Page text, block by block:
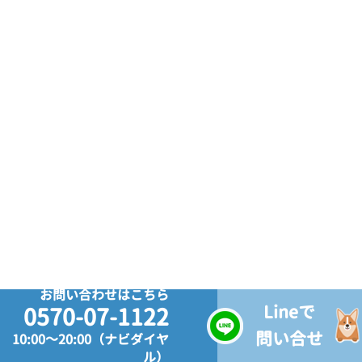
お問い合わせはこちら
0570-07-1122
10:00～20:00（ナビダイヤ
ル）
Lineで
問い合せ